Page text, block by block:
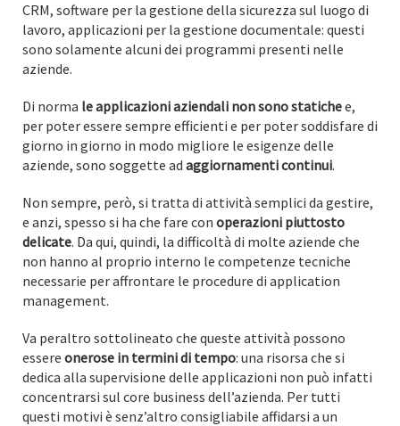
CRM, software per la gestione della sicurezza sul luogo di
lavoro, applicazioni per la gestione documentale: questi
sono solamente alcuni dei programmi presenti nelle
aziende.
Di norma le applicazioni aziendali non sono statichee,
per poter essere sempre efficienti e per poter soddisfare di
giorno in giorno in modo migliore le esigenze delle
aziende, sono soggette ad aggiornamenti continui.
Non sempre, però, si tratta di attività semplici da gestire,
e anzi, spesso si ha che fare con operazioni piuttosto
delicate. Da qui, quindi, la difficoltà di molte aziende che
non hanno al proprio interno le competenze tecniche
necessarie per affrontare le procedure di application
management.
Va peraltro sottolineato che queste attività possono
essere onerose in termini di tempo: una risorsa che si
dedica alla supervisione delle applicazioni non può infatti
concentrarsi sul core business dell’azienda. Per tutti
questi motivi è senz’altro consigliabile affidarsi a un